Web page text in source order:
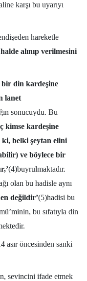
karşı bu uyarıyı
hareketle
halde alınıp verilmesini
bir din kardeşine
lanet
sonucuydu. Bu
kimse kardeşine
belki şeytan elini
ve böylece bir
(4)buyrulmaktadır.
olan bu hadisle aynı
değildir’(5)hadisi bu
bu sıfatıyla din
asır öncesinden sanki
sevincini ifade etmek